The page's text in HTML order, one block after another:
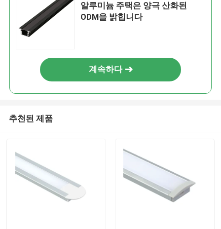
알루미늄 주택은 양극 산화된
ODM을 밝힙니다
계속하다
추천된 제품